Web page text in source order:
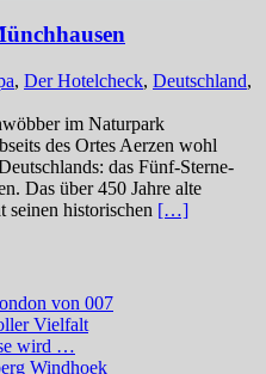
, Der Hotelcheck, Deutschland,
im Naturpark
des Ortes Aerzen wohl
das Fünf-Sterne-
Das über 450 Jahre alte
seinen historischen […]
von 007
Vielfalt
wird …
Windhoek